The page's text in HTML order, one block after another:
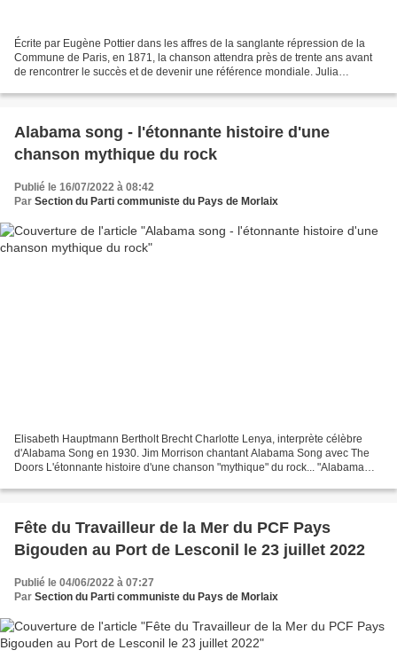
Écrite par Eugène Pottier dans les affres de la sanglante répression de la
Commune de Paris, en 1871, la chanson attendra près de trente ans avant
de rencontrer le succès et de devenir une référence mondiale. Julia
Alabama song - l'étonnante histoire d'une
chanson mythique du rock
Publié le 16/07/2022 à 08:42
Par Section du Parti communiste du Pays de Morlaix
Elisabeth Hauptmann Bertholt Brecht Charlotte Lenya, interprète célèbre
d'Alabama Song en 1930. Jim Morrison chantant Alabama Song avec The
Doors L'étonnante histoire d'une chanson "mythique" du rock... "Alabama
Fête du Travailleur de la Mer du PCF Pays
Bigouden au Port de Lesconil le 23 juillet 2022
Publié le 04/06/2022 à 07:27
Par Section du Parti communiste du Pays de Morlaix